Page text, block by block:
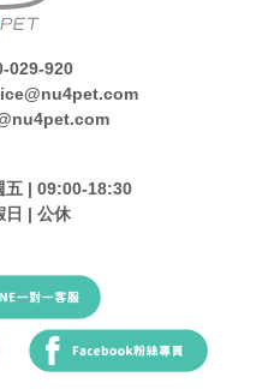
029-920
五 | 09:00-18:30
日 | 公休